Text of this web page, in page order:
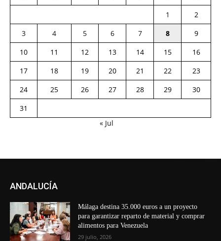
1
2
3
4 5 6 7 8
9
10
11 12 13 14 15
16
17
18 19 20 21 22
23
24
25 26 27 28 29
30
31
« Jul
ANDALUCÍA
Málaga destina 35.000 euros a un proyecto
para garantizar reparto de material y comprar
alimentos para Venezuela
29 julio, 2026